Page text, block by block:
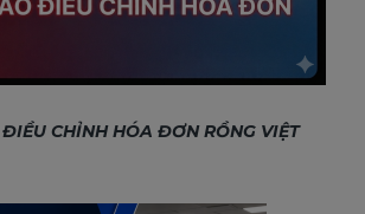
CHỈNH HÓA ĐƠN RỒNG VIỆT